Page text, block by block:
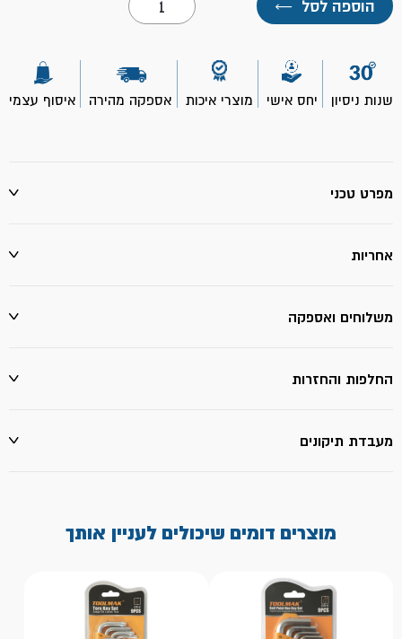
הוספה לסל ←
של
מפתח
מתכוונן
ביטק
שנות ניסיון יחס אישי מוצרי איכות אספקה מהירה איסוף עצמי
מפרט טכני
אחריות
משלוחים ואספקה
החלפות והחזרות
מעבדת תיקונים
מוצרים דומים שיכולים לעניין אותך